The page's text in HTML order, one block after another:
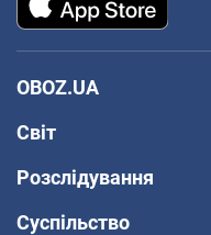
OBOZ.UA
Світ
Розслідування
Суспільство